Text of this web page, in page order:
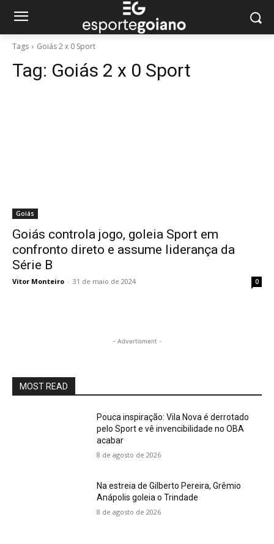
Tags Goiás 2 x 0 Sport
Tag: Goiás 2 x 0 Sport
Goiás
Goiás controla jogo, goleia Sport em
confronto direto e assume liderança da
Série B
Vitor Monteiro - 31 de maio de 2024 0
- Advertisment -
MOST READ
Pouca inspiração: Vila Nova é derrotado
pelo Sport e vê invencibilidade no OBA
acabar
8 de agosto de 2026
Na estreia de Gilberto Pereira, Grêmio
Anápolis goleia o Trindade
8 de agosto de 2026